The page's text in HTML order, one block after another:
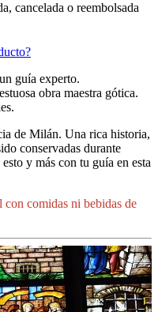
cancelada o reembolsada
guía experto.
obra maestra gótica.
de Milán. Una rica historia,
conservadas durante
y más con tu guía en esta
comidas ni bebidas de